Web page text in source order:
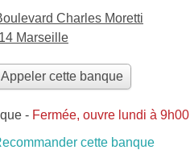
Charles Moretti
Marseille
Appeler cette banque
- Fermée, ouvre lundi à 9h00
cette banque